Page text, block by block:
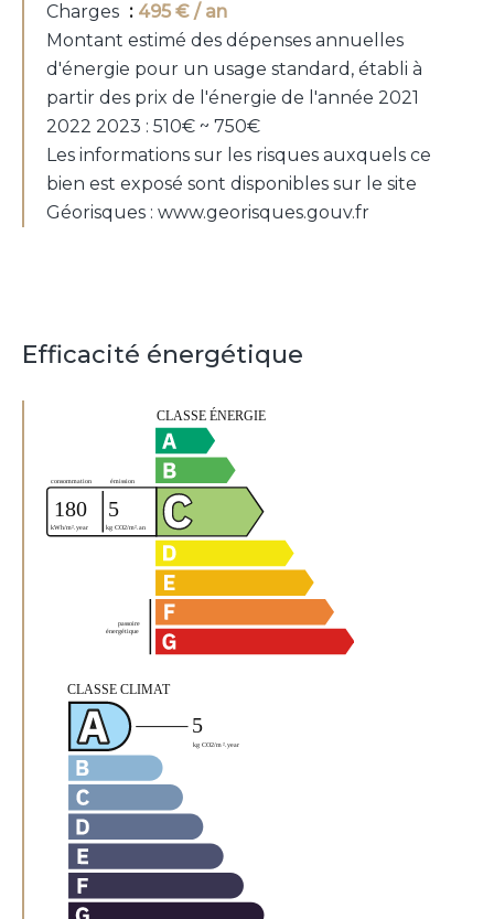
Charges
495 € / an
Montant estimé des dépenses annuelles
d'énergie pour un usage standard, établi à
partir des prix de l'énergie de l'année 2021
2022 2023 : 510€ ~ 750€
Les informations sur les risques auxquels ce
bien est exposé sont disponibles sur le site
Géorisques : www.georisques.gouv.fr
Efficacité énergétique